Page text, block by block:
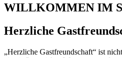
WILLKOMMEN IM
Herzliche
„Herzliche Gastfreundschaft“ ist